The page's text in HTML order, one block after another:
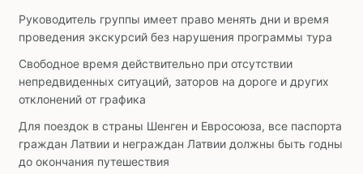
Руководитель группы имеет право менять дни и время
проведения экскурсий без нарушения программы тура
Свободное время действительно при отсутствии
непредвиденных ситуаций, заторов на дороге и других
отклонений от графика
Для поездок в страны Шенген и Евросоюза, все паспорта
граждан Латвии и неграждан Латвии должны быть годны
до окончания путешествия